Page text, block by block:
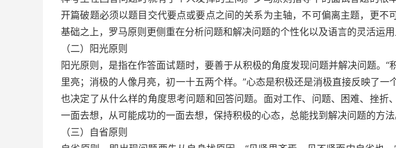
开篇破题必须以题目交代要点或要点之间的关系为主轴，不可偏离主题，更不
基础之上，罗马原则更侧重在分析问题和解决问题的个性化以及语言的灵活运用
（二）阳光原则
阳光原则，是指在作答面试题时，要善于从积极的角度发现问题并解决问题。“
里亮；消极的人像月亮，初一十五两个样。”心态是积极还是消极直接反映了一
也决定了从什么样的角度思考问题和回答问题。面对工作、问题、困难、挫折
一面去想，从可能成功的一面去想，保持积极的心态，总能找到解决问题的方法
（三）自省原则